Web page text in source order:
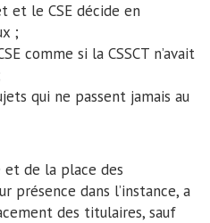
et le CSE décide en
;
comme si la CSSCT n’avait
qui ne passent jamais au
de la place des
présence dans l’instance, a
des titulaires, sauf